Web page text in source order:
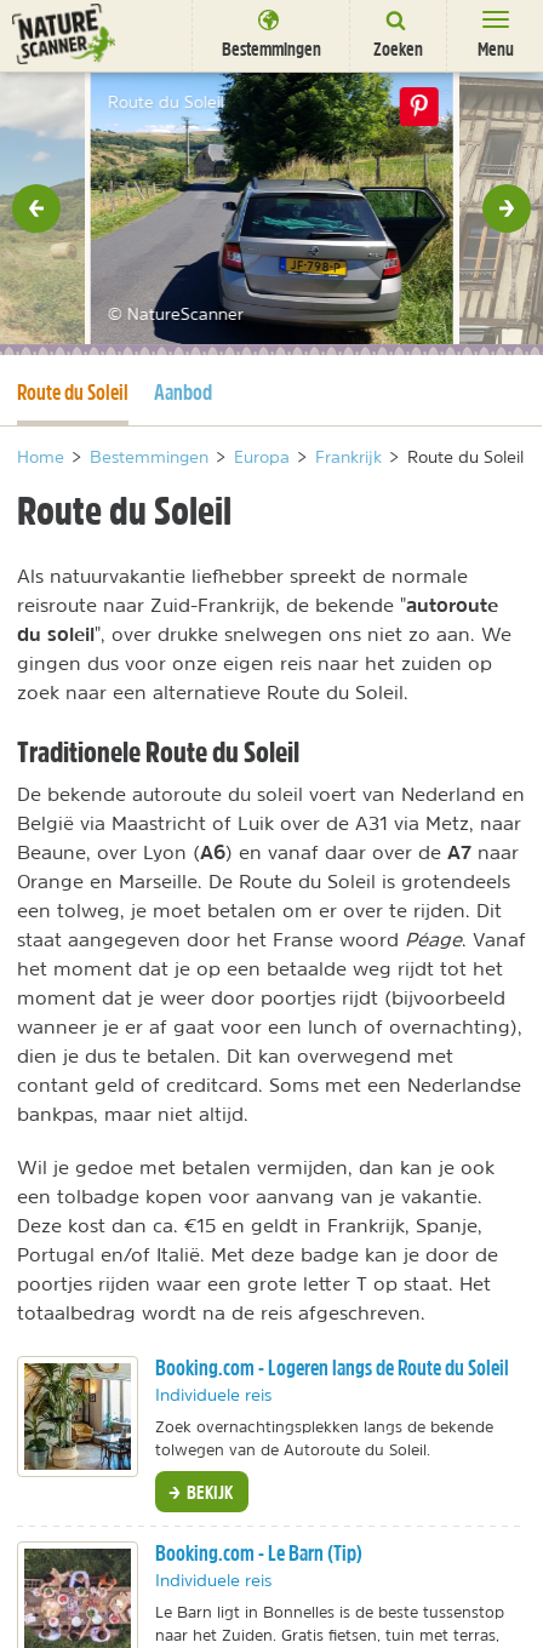
Ga
naar
content
Bestemmingen Zoeken Menu
Bestemmingen
Overnachten
Activiteiten
Natuurparken
Dieren
Nieuwsbrief
Route du Soleil
© NatureScanner
Huidige pagina
Route du Soleil Aanbod
Home > Bestemmingen > Europa > Frankrijk > Route du Soleil
Route du Soleil
Als natuurvakantie liefhebber spreekt de normale
reisroute naar Zuid-Frankrijk, de bekende "autoroute
du soleil", over drukke snelwegen ons niet zo aan. We
gingen dus voor onze eigen reis naar het zuiden op
zoek naar een alternatieve Route du Soleil.
Traditionele Route du Soleil
De bekende autoroute du soleil voert van Nederland en
België via Maastricht of Luik over de A31 via Metz, naar
Beaune, over Lyon (A6) en vanaf daar over de A7 naar
Orange en Marseille. De Route du Soleil is grotendeels
een tolweg, je moet betalen om er over te rijden. Dit
staat aangegeven door het Franse woord Péage. Vanaf
het moment dat je op een betaalde weg rijdt tot het
moment dat je weer door poortjes rijdt (bijvoorbeeld
wanneer je er af gaat voor een lunch of overnachting),
dien je dus te betalen. Dit kan overwegend met
contant geld of creditcard. Soms met een Nederlandse
bankpas, maar niet altijd.
Wil je gedoe met betalen vermijden, dan kan je ook
een tolbadge kopen voor aanvang van je vakantie.
Deze kost dan ca. €15 en geldt in Frankrijk, Spanje,
Portugal en/of Italië. Met deze badge kan je door de
poortjes rijden waar een grote letter T op staat. Het
totaalbedrag wordt na de reis afgeschreven.
Booking.com - Logeren langs de Route du Soleil
Individuele reis
Zoek overnachtingsplekken langs de bekende
tolwegen van de Autoroute du Soleil.
BEKIJK
Booking.com - Le Barn (Tip)
Individuele reis
Le Barn ligt in Bonnelles is de beste tussenstop
naar het Zuiden. Gratis fietsen, tuin met terras,